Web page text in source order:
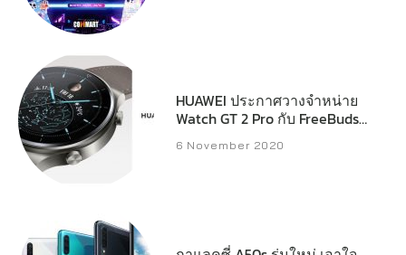
HUAWEI ประกาศวางจำหน่าย
Watch GT 2 Pro กับ FreeBuds
Pro และ FreeBuds Studio ใน
ไทย
6 November 2020